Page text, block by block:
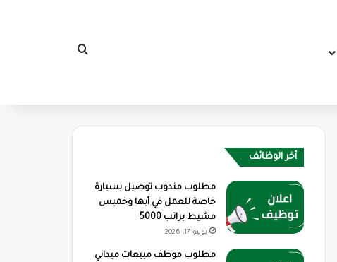
بحث عن
أخر الوظائف
مطلوب مندوب توصيل بسيارة
خاصة للعمل في أبها وخميس
مشيط براتب 5000
يوليو 17, 2026
مطلوب موظف مبيعات ميداني